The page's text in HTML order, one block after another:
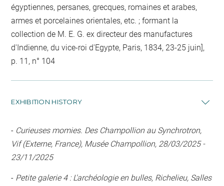
égyptiennes, persanes, grecques, romaines et arabes,
armes et porcelaines orientales, etc. ; formant la
collection de M. E. G. ex directeur des manufactures
d'Indienne, du vice-roi d'Egypte, Paris, 1834, 23-25 juin],
p. 11, n° 104
EXHIBITION HISTORY
- Curieuses momies. Des Champollion au Synchrotron,
Vif (Externe, France), Musée Champollion, 28/03/2025 -
23/11/2025
- Petite galerie 4 : L'archéologie en bulles, Richelieu, Salles